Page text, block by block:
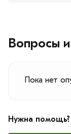
Вопросы
Пока нет
Нужна помощь?